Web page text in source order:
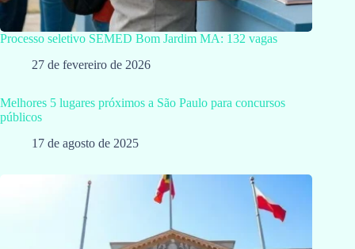
Processo seletivo SEMED Bom Jardim MA: 132 vagas
27 de fevereiro de 2026
Melhores 5 lugares próximos a São Paulo para concursos
públicos
17 de agosto de 2025